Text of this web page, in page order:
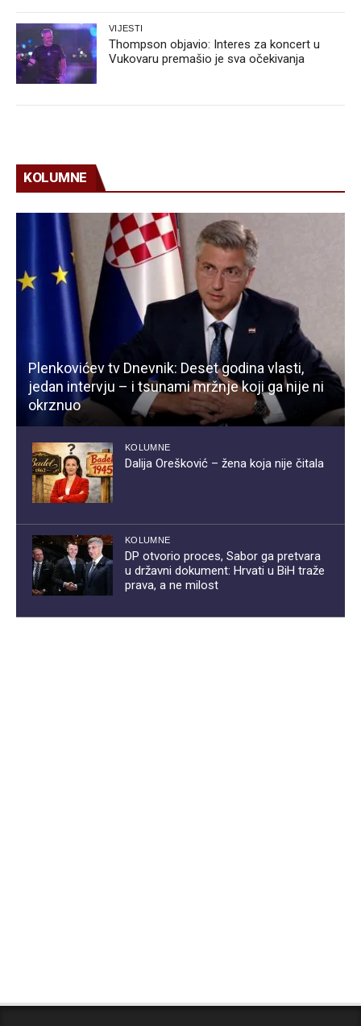
VIJESTI
Thompson objavio: Interes za koncert u
Vukovaru premašio je sva očekivanja
KOLUMNE
Plenkovićev tv Dnevnik: Deset godina vlasti,
jedan intervju – i tsunami mržnje koji ga nije ni
okrznuo
KOLUMNE
Dalija Orešković – žena koja nije čitala
KOLUMNE
DP otvorio proces, Sabor ga pretvara
u državni dokument: Hrvati u BiH traže
prava, a ne milost